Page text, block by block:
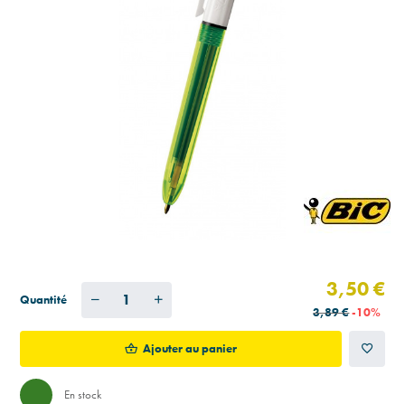
Quantité 3,50 €
3,89 €-10%
Ajouter au panier
En stock